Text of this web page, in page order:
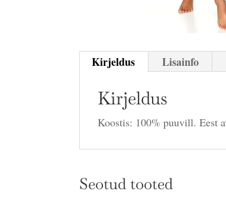
Kirjeldus Lisainfo
Kirjeldus
Koostis: 100% puuvill. Eest
Seotud tooted